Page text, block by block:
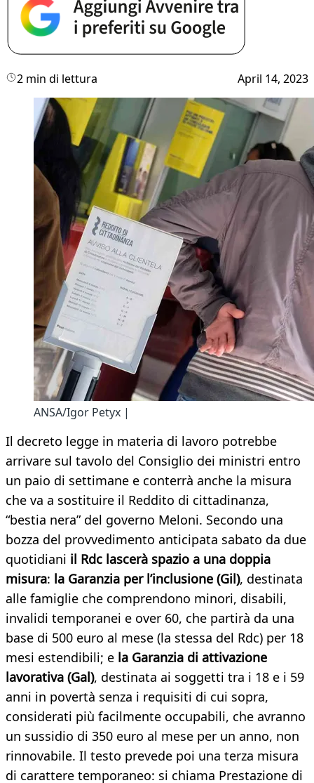
2 min di lettura April 14, 2023
ANSA/Igor Petyx |
Il decreto legge in materia di lavoro potrebbe
arrivare sul tavolo del Consiglio dei ministri entro
un paio di settimane e conterrà anche la misura
che va a sostituire il Reddito di cittadinanza,
“bestia nera” del governo Meloni. Secondo una
bozza del provvedimento anticipata sabato da due
quotidiani il Rdc lascerà spazio a una doppia
misura: la Garanzia per l’inclusione (Gil), destinata
alle famiglie che comprendono minori, disabili,
invalidi temporanei e over 60, che partirà da una
base di 500 euro al mese (la stessa del Rdc) per 18
mesi estendibili; e la Garanzia di attivazione
lavorativa (Gal), destinata ai soggetti tra i 18 e i 59
anni in povertà senza i requisiti di cui sopra,
considerati più facilmente occupabili, che avranno
un sussidio di 350 euro al mese per un anno, non
rinnovabile. Il testo prevede poi una terza misura
di carattere temporaneo: si chiama Prestazione di